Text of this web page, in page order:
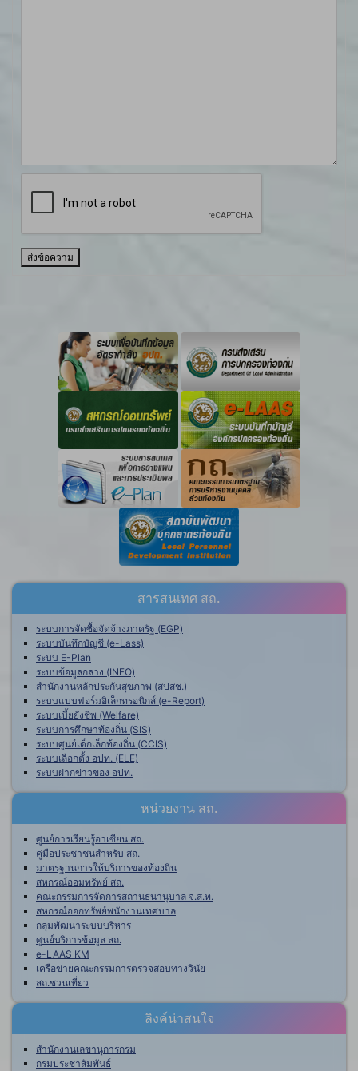
ส่งข้อความ
สารสนเทศ สถ.
ระบบการจัดซื้อจัดจ้างภาครัฐ (EGP)
ระบบบันทึกบัญชี (e-Lass)
ระบบ E-Plan
ระบบข้อมูลกลาง (INFO)
สำนักงานหลักประกันสุขภาพ (สปสช.)
ระบบแบบฟอร์มอิเล็กทรอนิกส์ (e-Report)
ระบบเบี้ยยังชีพ (Welfare)
ระบบการศึกษาท้องถิ่น (SIS)
ระบบศูนย์เด็กเล็กท้องถิ่น (CCIS)
ระบบเลือกตั้ง อปท. (ELE)
ระบบฝากข่าวของ อปท.
หน่วยงาน สถ.
ศูนย์การเรียนรู้อาเซียน สถ.
คู่มือประชาชนสำหรับ สถ.
มาตรฐานการให้บริการของท้องถิ่น
สหกรณ์ออมทรัพย์ สถ.
คณะกรรมการจัดการสถานธนานุบาล จ.ส.ท.
สหกรณ์ออกทรัพย์พนักงานเทศบาล
กลุ่มพัฒนาระบบบริหาร
ศูนย์บริการข้อมูล สถ.
e-LAAS KM
เครือข่ายคณะกรรมการตรวจสอบทางวินัย
สถ.ชวนเที่ยว
ลิงค์น่าสนใจ
สำนักงานเลขานุการกรม
กรมประชาสัมพันธ์